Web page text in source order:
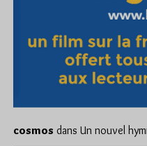
cosmos dans Un nouvel